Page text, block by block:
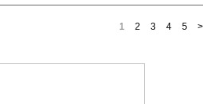
>
1 2 3 4 5